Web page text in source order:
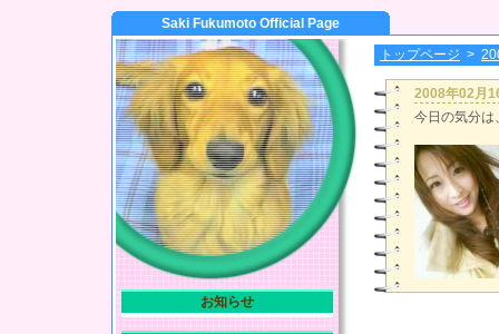
Saki Fukumoto Official Page
トップページ >
2008年02月
今日の気分は
お知らせ